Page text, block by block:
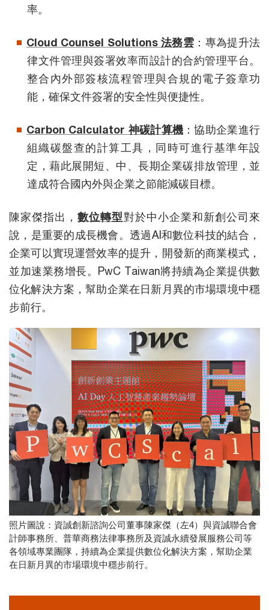
率。
Cloud Counsel Solutions 法務雲 ：專為提升法
律文件管理與簽署效率而設計的合約管理平台。
整合內外部簽核流程管理與合規的電子簽章功
能，確保文件簽署的安全性與便捷性。
Carbon Calculator 神碳計算機 ：協助企業進行
組織碳盤查的計算工具，同時可進行基準年設
定，藉此展開短、中、長期企業碳排放管理，並
達成符合國內外與企業之節能減碳目標。
陳家傑指出，數位轉型對於中小企業和新創公司來
說，是重要的成長機會。透過AI和數位科技的結合，
企業可以實現運營效率的提升，開發新的商業模式，
並加速業務增長。PwC Taiwan將持續為企業提供數
位化解決方案，幫助企業在日新月異的市場環境中穩
步前行。
照片圖說：資誠創新諮詢公司董事陳家傑（左4）與資誠聯合會
計師事務所、普華商務法律事務所及資誠永續發展服務公司等
各領域專業團隊，持續為企業提供數位化解決方案，幫助企業
在日新月異的市場環境中穩步前行。